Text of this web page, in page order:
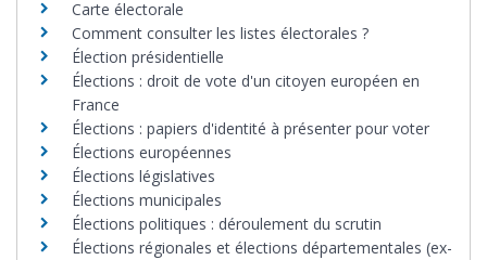
Carte électorale
Comment consulter les listes électorales ?
Élection présidentielle
Élections : droit de vote d'un citoyen européen en
France
Élections : papiers d'identité à présenter pour voter
Élections européennes
Élections législatives
Élections municipales
Élections politiques : déroulement du scrutin
Élections régionales et élections départementales (ex-